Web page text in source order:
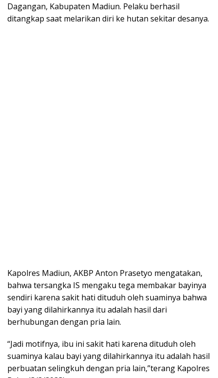
Dagangan, Kabupaten Madiun. Pelaku berhasil
ditangkap saat melarikan diri ke hutan sekitar desanya.
Kapolres Madiun, AKBP Anton Prasetyo mengatakan,
bahwa tersangka IS mengaku tega membakar bayinya
sendiri karena sakit hati dituduh oleh suaminya bahwa
bayi yang dilahirkannya itu adalah hasil dari
berhubungan dengan pria lain.
“Jadi motifnya, ibu ini sakit hati karena dituduh oleh
suaminya kalau bayi yang dilahirkannya itu adalah hasil
perbuatan selingkuh dengan pria lain,”terang Kapolres